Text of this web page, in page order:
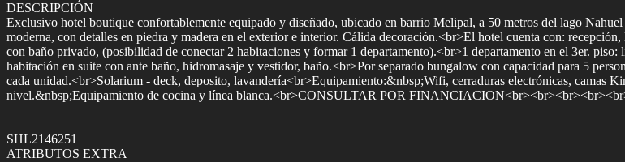
DESCRIPCIÓN
Exclusivo hotel boutique confortablemente equipado y diseñado, ubicado en barrio Melipal, a 50 metros del lago
moderna, con detalles en piedra y madera en el exterior e interior. Cálida decoración.<br>El hotel cuenta con:
con baño privado, (posibilidad de conectar 2 habitaciones y formar 1 departamento).<br>1 departamento en el 3er.
habitación en suite con ante baño, hidromasaje y vestidor, baño.<br>Por separado bungalow con capacidad para 5
cada unidad.<br>Solarium - deck, deposito, lavandería<br>Equipamiento:&nbsp;Wifi, cerraduras electrónicas, camas
nivel.&nbsp;Equipamiento de cocina y línea blanca.<br>CONSULTAR POR
SHL2146251
ATRIBUTOS EXTRA